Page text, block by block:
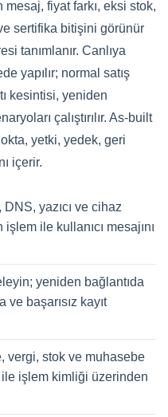
mesaj, fiyat farkı, eksi stok,
sertifika bitişini görünür
tanımlanır. Canlıya
yapılır; normal satış
kesintisi, yeniden
çalıştırılır. As-built
yetki, yedek, geri
içerir.
yazıcı ve cihaz
ile kullanıcı mesajını
yeniden bağlantıda
ve başarısız kayıt
vergi, stok ve muhasebe
ile işlem kimliği üzerinden